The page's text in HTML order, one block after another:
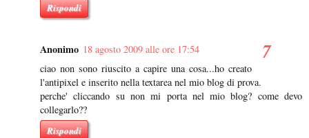
Rispondi
Anonimo 18 agosto 2009 alle ore 17:54
ciao non sono riuscito a capire una cosa...ho creato
l'antipixel e inserito nella textarea nel mio blog di prova.
perche' cliccando su non mi porta nel mio blog? come devo
collegarlo??
Rispondi